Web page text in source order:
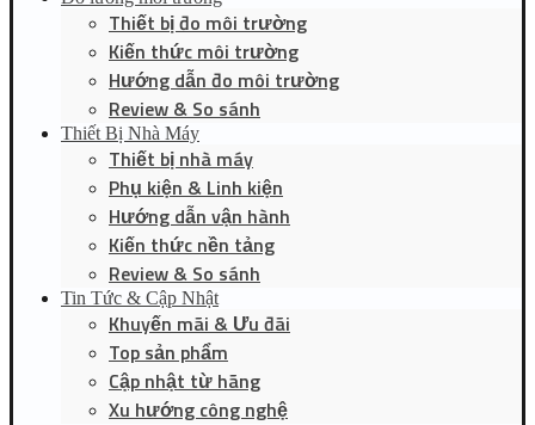
Thiết bị đo môi trường
Kiến thức môi trường
Hướng dẫn đo môi trường
Review & So sánh
Thiết Bị Nhà Máy
Thiết bị nhà máy
Phụ kiện & Linh kiện
Hướng dẫn vận hành
Kiến thức nền tảng
Review & So sánh
Tin Tức & Cập Nhật
Khuyến mãi & Ưu đãi
Top sản phẩm
Cập nhật từ hãng
Xu hướng công nghệ